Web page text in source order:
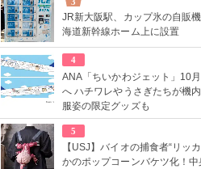
JR新大阪駅、カップ氷の自販
海道新幹線ホーム上に設置
4
ANA「ちいかわジェット」10
へ ハチワレやうさぎたちが機
服姿の限定グッズも
5
【USJ】バイオの捕食者“リッ
かのポップコーンバケツ化！中